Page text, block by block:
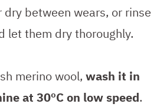
between wears, or rinse
let them dry thoroughly.
merino wool, wash it in
at 30ºC on low speed.